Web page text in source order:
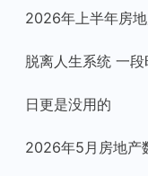
2026年上半年房
脱离人生系统 一
日更是没用的
2026年5月房地产